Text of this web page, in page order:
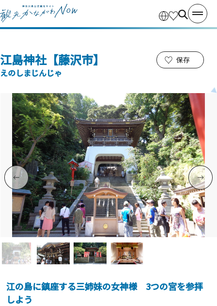
江島神社【藤沢市】
えのしまじんじゃ
保存
江の島に鎮座する三姉妹の女神様 3つの宮を参拝
しよう